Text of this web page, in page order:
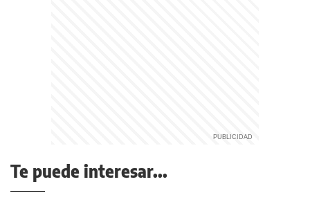
Te puede interesar...